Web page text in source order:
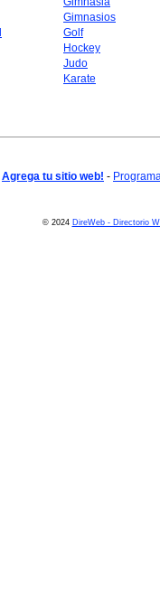
Gimnasios
Golf
Hockey
Judo
Karate
Agrega tu sitio web! -
© 2024 DireWeb - Directorio